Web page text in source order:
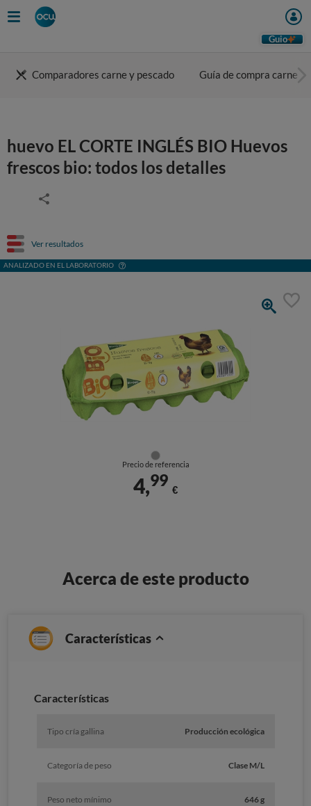
Guio
Comparadores carne y pescado Guía de compra carne
huevo EL CORTE INGLÉS BIO Huevos
frescos bio: todos los detalles
Ver resultados
ANALIZADO EN EL LABORATORIO
Precio de referencia
4,99
€
Acerca de este producto
Características
Caracterí­sticas
Tipo cría gallina Producción ecológica
Categoría de peso Clase M/L
Peso neto mínimo 646 g